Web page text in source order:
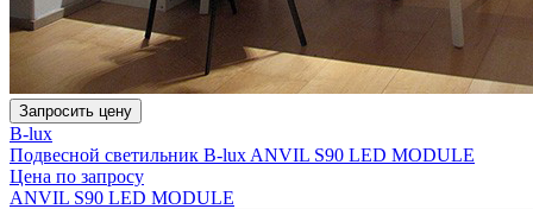
Запросить цену
B-lux
Подвесной светильник B-lux ANVIL S90 LED MODULE
Цена по запросу
ANVIL S90 LED MODULE